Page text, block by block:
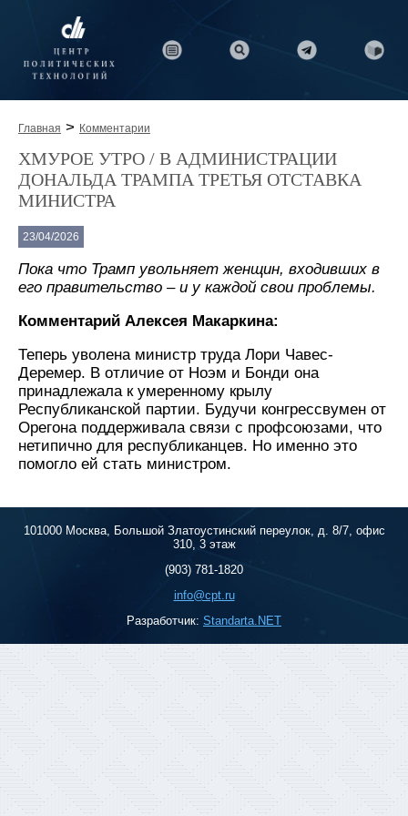
Главная > Комментарии
ХМУРОЕ УТРО / В АДМИНИСТРАЦИИ
ДОНАЛЬДА ТРАМПА ТРЕТЬЯ ОТСТАВКА
МИНИСТРА
23/04/2026
Пока что Трамп увольняет женщин, входивших в
его правительство – и у каждой свои проблемы.
Комментарий Алексея Макаркина:
Теперь уволена министр труда Лори Чавес-
Деремер. В отличие от Ноэм и Бонди она
принадлежала к умеренному крылу
Республиканской партии. Будучи конгрессвумен от
Орегона поддерживала связи с профсоюзами, что
нетипично для республиканцев. Но именно это
помогло ей стать министром.
101000 Москва, Большой Златоустинский переулок, д. 8/7, офис
310, 3 этаж
(903) 781-1820
info@cpt.ru
Разработчик: Standarta.NET